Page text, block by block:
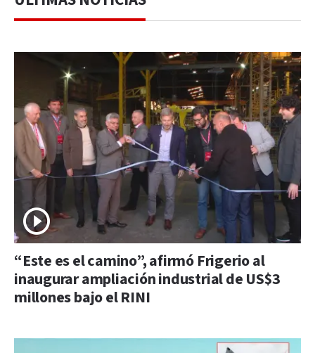
“Este es el camino”, afirmó Frigerio al
inaugurar ampliación industrial de US$3
millones bajo el RINI